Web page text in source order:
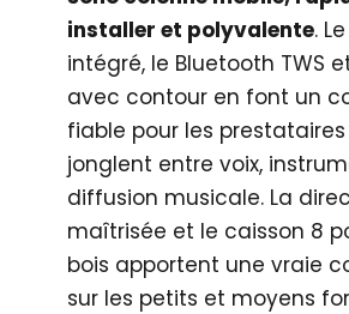
installer et polyvalente.
intégré, le Bluetooth TWS
avec contour en font un
fiable pour les
jonglent entre voix,
diffusion musicale. La
maîtrisée et le caisson 8
bois apportent une vraie
sur les petits et moyens